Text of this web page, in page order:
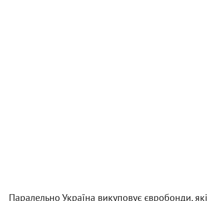
Паралельно Україна викуповує євробонди, які